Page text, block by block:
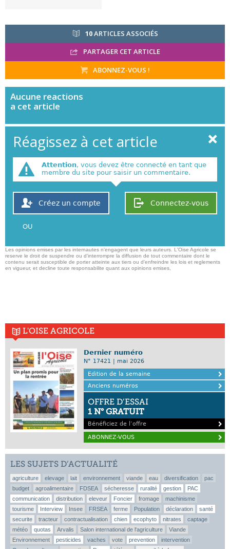
10ARTICLES ASSOCIÉS
PARTAGER CET ARTICLE
ABONNEZ-VOUS !
Aucune reactions
a cet article
Réagissez à cet article
Attention, vous devez être connecté en tant que
membre du site pour saisir un commentaire.
Connectez-vous
Créez un compte
OU
Les opinions emises par les internautes n'engagent que leurs auteurs. L'Oise Agricole se
reserve le droit de suspendre ou d'interrompre la diffusion de tout commentaire dont le
contenu serait susceptible de porter atteinte aux tiers ou d'enfreindre les lois et reglements
en vigueur, et decline toute responsabilite quant aux opinions emises,
L'OISE AGRICOLE
Dernier numéro
N° 17421 | mai 2026
Edition de la semaine
Anciens numéros
OFFRE D’ESSAI
1 N° GRATUIT
Bénéficiez de l’offre
ABONNEZ-VOUS
LES SUJETS D’ACTUALITÉ
agriculture elevage lait environnement viande eau diversification
pac
budget
agroalimentaire FDSEA sécheresse ruralité gestion
PAC
communication
distribution eleveur Foncier fromage
machinisme
tourisme
Interview Insee FRSEA ferme Population déclaration
santé
securite
tracteur contractualisation chien ecophyto nitrates
captage
météo
quotas Arvalis Salon international de l'agriculture
Viande
Environnement
pesticides vaches vote prevention
intervention